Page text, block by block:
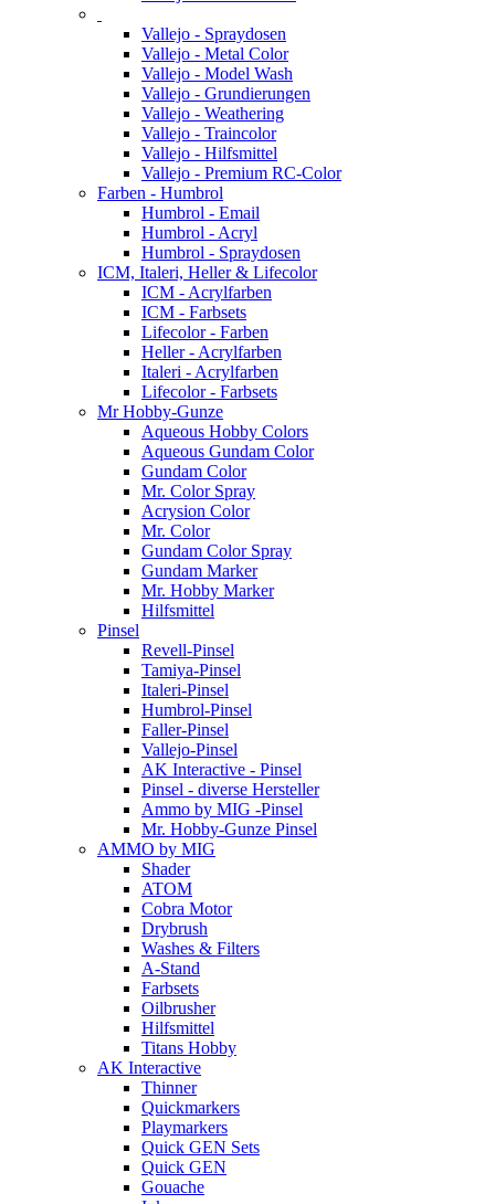
Vallejo - Spraydosen
Vallejo - Metal Color
Vallejo - Model Wash
Vallejo - Grundierungen
Vallejo - Weathering
Vallejo - Traincolor
Vallejo - Hilfsmittel
Vallejo - Premium RC-Color
Farben - Humbrol
Humbrol - Email
Humbrol - Acryl
Humbrol - Spraydosen
ICM, Italeri, Heller & Lifecolor
ICM - Acrylfarben
ICM - Farbsets
Lifecolor - Farben
Heller - Acrylfarben
Italeri - Acrylfarben
Lifecolor - Farbsets
Mr Hobby-Gunze
Aqueous Hobby Colors
Aqueous Gundam Color
Gundam Color
Mr. Color Spray
Acrysion Color
Mr. Color
Gundam Color Spray
Gundam Marker
Mr. Hobby Marker
Hilfsmittel
Pinsel
Revell-Pinsel
Tamiya-Pinsel
Italeri-Pinsel
Humbrol-Pinsel
Faller-Pinsel
Vallejo-Pinsel
AK Interactive - Pinsel
Pinsel - diverse Hersteller
Ammo by MIG -Pinsel
Mr. Hobby-Gunze Pinsel
AMMO by MIG
Shader
ATOM
Cobra Motor
Drybrush
Washes & Filters
A-Stand
Farbsets
Oilbrusher
Hilfsmittel
Titans Hobby
AK Interactive
Thinner
Quickmarkers
Playmarkers
Quick GEN Sets
Quick GEN
Gouache